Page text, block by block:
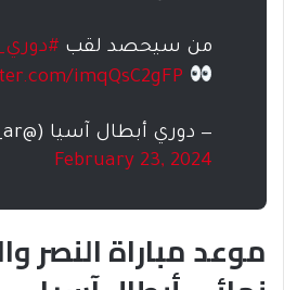
من سيحصد لقب
imqQsC2gFP
— دوري أبطال آسيا (@theAFCCL_ar)
February 23, 2024
موعد مباراة النصر